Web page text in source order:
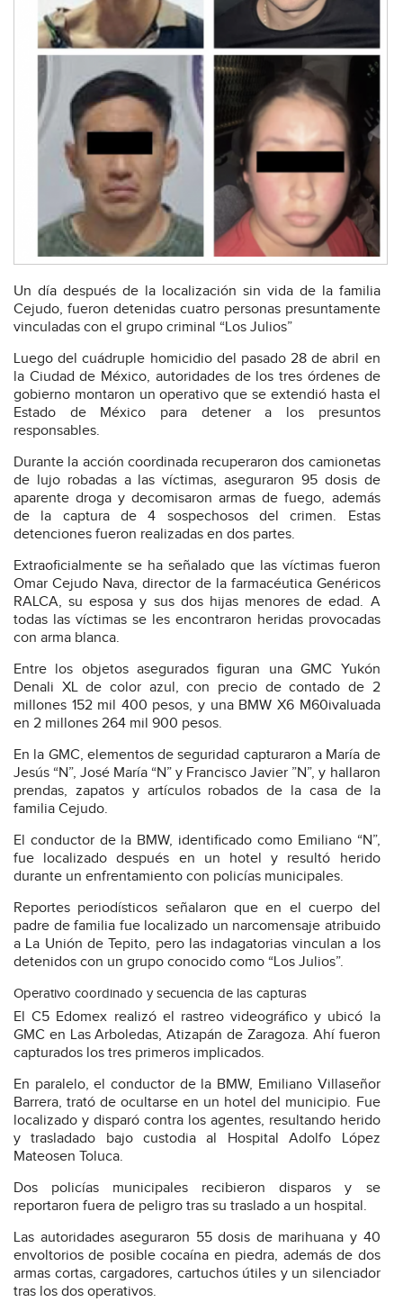
Un día después de la localización sin vida de la familia
Cejudo, fueron detenidas cuatro personas presuntamente
vinculadas con el grupo criminal “Los Julios”
Luego del cuádruple homicidio del pasado 28 de abril en
la Ciudad de México, autoridades de los tres órdenes de
gobierno montaron un operativo que se extendió hasta el
Estado de México para detener a los presuntos
responsables.
Durante la acción coordinada recuperaron dos camionetas
de lujo robadas a las víctimas, aseguraron 95 dosis de
aparente droga y decomisaron armas de fuego, además
de la captura de 4 sospechosos del crimen. Estas
detenciones fueron realizadas en dos partes.
Extraoficialmente se ha señalado que las víctimas fueron
Omar Cejudo Nava, director de la farmacéutica Genéricos
RALCA, su esposa y sus dos hijas menores de edad. A
todas las víctimas se les encontraron heridas provocadas
con arma blanca.
Entre los objetos asegurados figuran una GMC Yukón
Denali XL de color azul, con precio de contado de 2
millones 152 mil 400 pesos, y una BMW X6 M60ivaluada
en 2 millones 264 mil 900 pesos.
En la GMC, elementos de seguridad capturaron a María de
Jesús “N”, José María “N” y Francisco Javier ”N”, y hallaron
prendas, zapatos y artículos robados de la casa de la
familia Cejudo.
El conductor de la BMW, identificado como Emiliano “N”,
fue localizado después en un hotel y resultó herido
durante un enfrentamiento con policías municipales.
Reportes periodísticos señalaron que en el cuerpo del
padre de familia fue localizado un narcomensaje atribuido
a La Unión de Tepito, pero las indagatorias vinculan a los
detenidos con un grupo conocido como “Los Julios”.
Operativo coordinado y secuencia de las capturas
El C5 Edomex realizó el rastreo videográfico y ubicó la
GMC en Las Arboledas, Atizapán de Zaragoza. Ahí fueron
capturados los tres primeros implicados.
En paralelo, el conductor de la BMW, Emiliano Villaseñor
Barrera, trató de ocultarse en un hotel del municipio. Fue
localizado y disparó contra los agentes, resultando herido
y trasladado bajo custodia al Hospital Adolfo López
Mateosen Toluca.
Dos policías municipales recibieron disparos y se
reportaron fuera de peligro tras su traslado a un hospital.
Las autoridades aseguraron 55 dosis de marihuana y 40
envoltorios de posible cocaína en piedra, además de dos
armas cortas, cargadores, cartuchos útiles y un silenciador
tras los dos operativos.